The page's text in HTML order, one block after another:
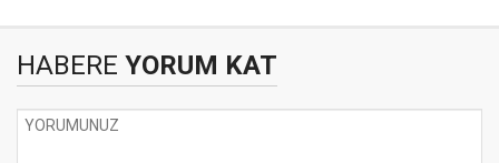
HABERE YORUM KAT